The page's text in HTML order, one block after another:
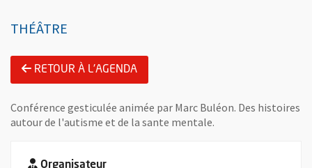
THÉÂTRE
RETOUR À L'AGENDA
Conférence gesticulée animée par Marc Buléon. Des histoires
autour de l'autisme et de la sante mentale.
Organisateur